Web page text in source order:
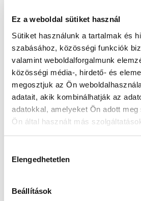
Ez a weboldal sütiket használ
Sütiket használunk a tartalmak és
szabásához, közösségi funkciók
valamint weboldalforgalmunk
közösségi média-, hirdető- és
megosztjuk az Ön
adatait, akik kombinálhatják az
adatokkal, amelyeket Ön adott
Ön által használt más
kiválasztása
Elengedhetetlen
Beállítások
mikrofont válasszunk. Ráaádsul
mert vagy nem tartjuk fontosnak –
vesz le rólad a műsor elkészítésénél -,
tudjuk, hogy mi fán terem.
Podcast – Nincs
de van idő